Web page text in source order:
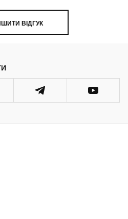
ВІДГУК